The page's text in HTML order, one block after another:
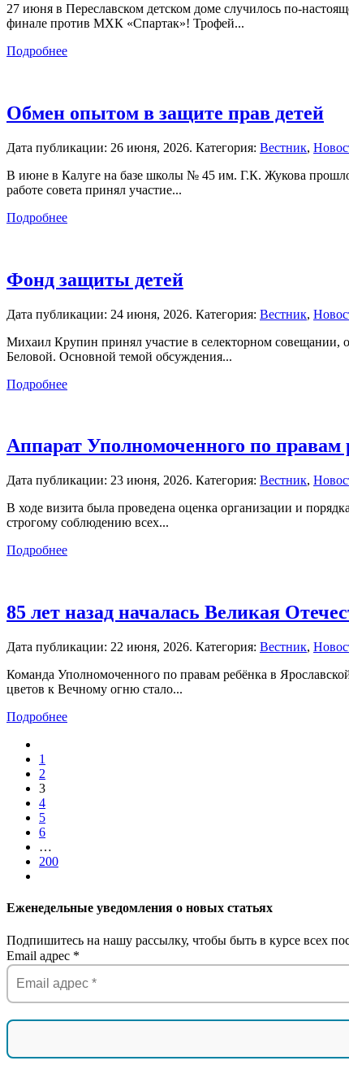
27 июня в Переславском детском доме случилось по-
финале против МХК «Спартак»! Трофей...
Подробнее
Обмен опытом в защите прав детей
Дата публикации: 26 июня, 2026. Категория: Вестник,
В июне в Калуге на базе школы № 45 им. Г.К. Жукова прошло
работе совета принял участие...
Подробнее
Фонд защиты детей
Дата публикации: 24 июня, 2026. Категория: Вестник,
Михаил Крупин принял участие в селекторном
Беловой. Основной темой обсуждения...
Подробнее
Аппарат Уполномоченного по
Дата публикации: 23 июня, 2026. Категория: Вестник,
В ходе визита была проведена оценка организации и
строгому соблюдению всех...
Подробнее
85 лет назад началась Великая
Дата публикации: 22 июня, 2026. Категория: Вестник,
Команда Уполномоченного по правам ребёнка в
цветов к Вечному огню стало...
Подробнее
1
2
3
4
5
6
…
200
Еженедельные уведомления о новых статьях
Подпишитесь на нашу рассылку, чтобы быть в курсе всех
Email адрес *